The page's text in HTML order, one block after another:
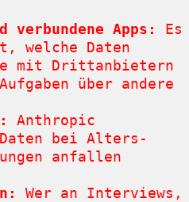
verbundene Apps:
Es
welche Daten
mit Drittanbietern
über andere
Anthropic
bei Alters-
anfallen
Wer an Interviews,